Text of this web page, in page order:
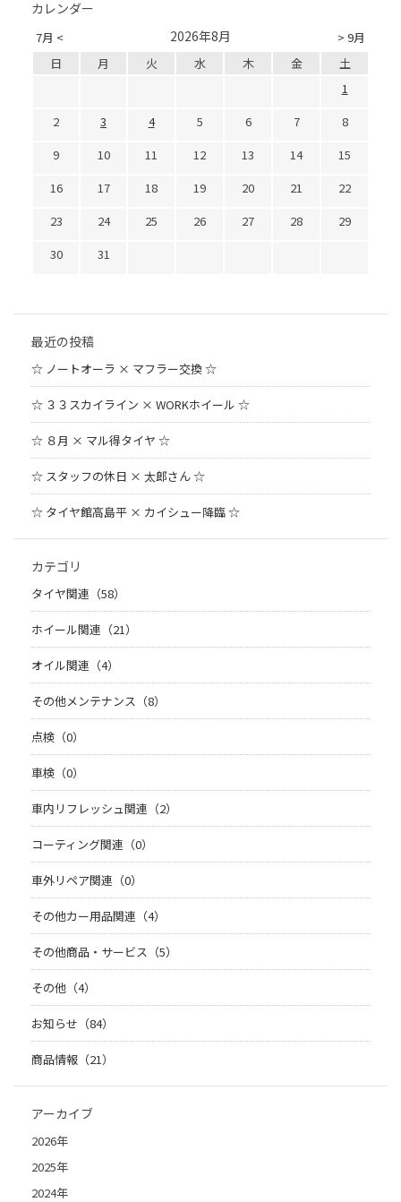
カレンダー
7月 < > 9月
2026年8月
日 月 火 水 木 金
土
1
2
3 4 5 6 7
8
9
10 11 12 13 14
15
16
17 18 19 20 21
22
23
24 25 26 27 28
29
30
31
最近の投稿
☆ ノートオーラ × マフラー交換 ☆
☆ ３３スカイライン × WORKホイール ☆
☆ ８月 × マル得タイヤ ☆
☆ スタッフの休日 × 太郎さん ☆
☆ タイヤ館高島平 × カイシュー降臨 ☆
カテゴリ
タイヤ関連（58）
ホイール関連（21）
オイル関連（4）
その他メンテナンス（8）
点検（0）
車検（0）
車内リフレッシュ関連（2）
コーティング関連（0）
車外リペア関連（0）
その他カー用品関連（4）
その他商品・サービス（5）
その他（4）
お知らせ（84）
商品情報（21）
アーカイブ
2026年
2025年
2024年